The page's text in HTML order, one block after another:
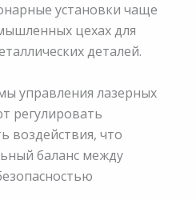
установки чаще
цехах для
деталей.
управления лазерных
регулировать
воздействия, что
баланс между